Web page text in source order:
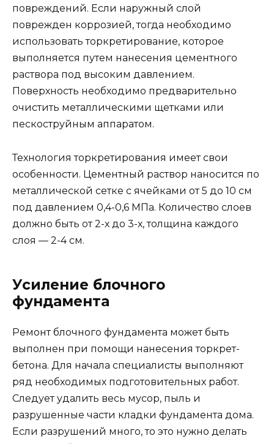
повреждений. Если наружный слой
поврежден коррозией, тогда необходимо
использовать торкретирование, которое
выполняется путем нанесения цементного
раствора под высоким давлением.
Поверхность необходимо предварительно
очистить металлическими щетками или
пескоструйным аппаратом.
Технология торкретирования имеет свои
особенности. Цементный раствор наносится по
металлической сетке с ячейками от 5 до 10 см
под давлением 0,4-0,6 МПа. Количество слоев
должно быть от 2-х до 3-х, толщина каждого
слоя — 2-4 см.
Усиление блочного
фундамента
Ремонт блочного фундамента может быть
выполнен при помощи нанесения торкрет-
бетона. Для начала специалисты выполняют
ряд необходимых подготовительных работ.
Следует удалить весь мусор, пыль и
разрушенные части кладки фундамента дома.
Если разрушений много, то это нужно делать